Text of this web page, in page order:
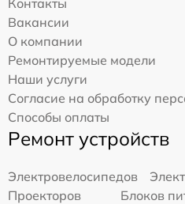
Вакансии
О компании
Ремонтируемые модели
Наши услуги
Согласие на обработку
Способы оплаты
Ремонт устройств
Электровелосипедов
Проекторов
Блоков